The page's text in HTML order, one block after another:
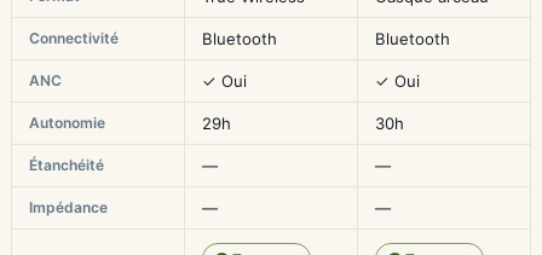
Connectivité Bluetooth Bluetooth
ANC ✓ Oui ✓ Oui
Autonomie 29h 30h
Étanchéité — —
Impédance — —